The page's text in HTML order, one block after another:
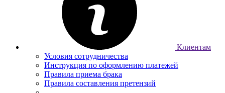
Клиентам
Условия сотрудничества
Инструкция по оформлению платежей
Правила приема брака
Правила составления претензий